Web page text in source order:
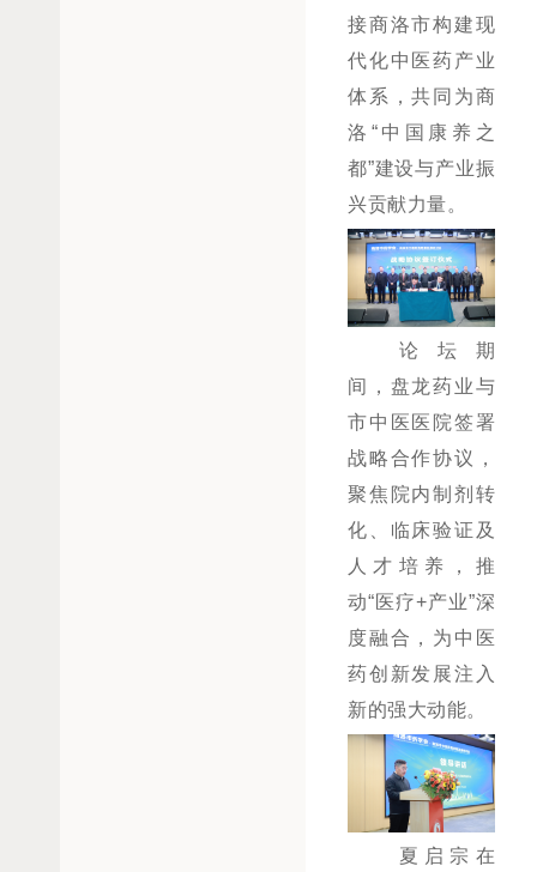
接商洛市构建现
代化中医药产业
体系 ，共同为商
洛 “中国康养之
都”建设与产业振
兴贡献力量。
论坛期
间，盘龙药业与
市中医医院签署
战略合作协议，
聚焦院内制剂转
化、临床验证及
人才培养，推
动“医疗+产业”深
度融合， 为中医
药创新发展注入
新的强大动能。
夏启宗 在